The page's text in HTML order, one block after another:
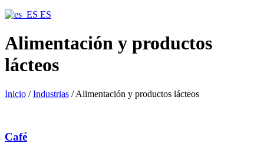
ES
Alimentación y productos
lácteos
Inicio /Industrias /Alimentación y productos lácteos
Café